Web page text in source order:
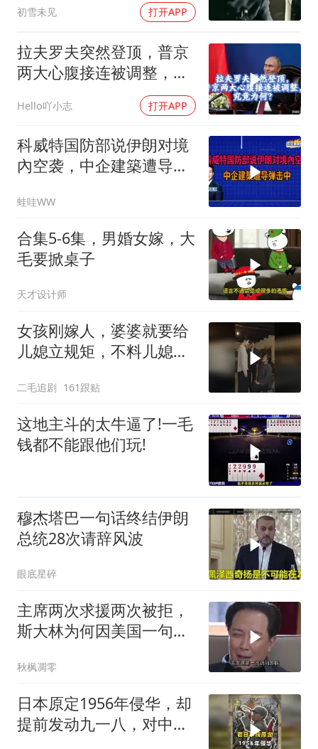
初雪未见 打开APP
拉夫罗夫突然登顶，普京
两大心腹接连被调整，究
Hello吖小志 打开APP
科威特国防部说伊朗对境
內空袭，中企建築遭导弹
延廷｜辣晚报20260806
蛙哇WW
合集5-6集，男婚女嫁，大
毛要掀桌子
天才设计师
女孩刚嫁人，婆婆就要给
儿媳立规矩，不料儿媳不
二毛追剧 161跟贴
这地主斗的太牛逼了!一毛
钱都不能跟他们玩!
穆杰塔巴一句话终结伊朗
总统28次请辞风波
眼底星碎
主席两次求援两次被拒，
斯大林为何因美国一句话
秋枫凋零
日本原定1956年侵华，却
提前发动九一八，对中国